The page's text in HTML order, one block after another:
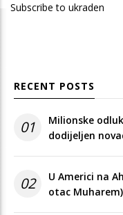
Subscribe to ukraden
RECENT POSTS
01
Milionske
dodijeljen
02
U Americi na
otac